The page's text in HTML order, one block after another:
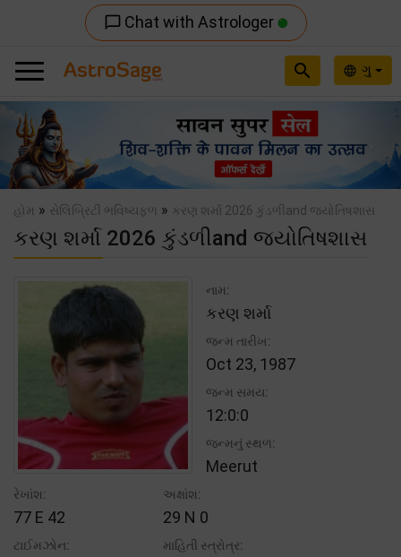
chat_bubble_outline Chat with Astrologer
language ગુ
search
Previous
હોમ » સેલિબ્રિટી ભવિષ્યફળ » કરણ શર્મા 2026 કુંડળીand જ્યોતિષશાસ
કરણ શર્મા 2026 કુંડળીand જ્યોતિષશાસ
નામ:
કરણ શર્મા
જન્મ તારીખ:
Oct 23, 1987
જન્મ સમય:
12:0:0
જન્મનું સ્થળ:
Meerut
રેખાંશ:
77 E 42
અક્ષાંશ:
29 N 0
ટાઈમઝોન: માહિતી સ્ત્રોત્ર: